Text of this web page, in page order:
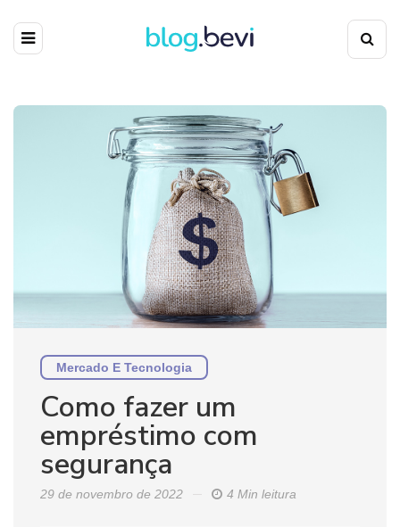
Mercado E Tecnologia
Como fazer um
empréstimo com
segurança
29 de novembro de 2022 4 Min leitura